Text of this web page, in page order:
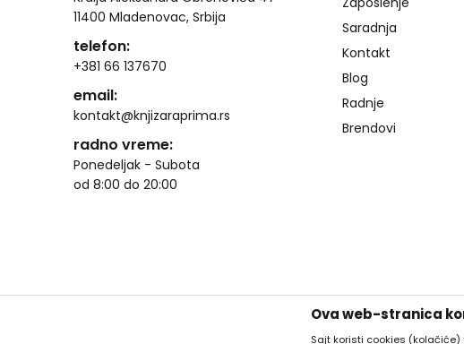
11400 Mladenovac, Srbija
telefon:
+381 66 137670
email:
kontakt@knjizaraprima.rs
radno vreme:
Ponedeljak - Subota
od 8:00 do 20:00
Saradnja
Kontakt
Blog
Radnje
Brendovi
Ova web-stranica
Sajt koristi cookies